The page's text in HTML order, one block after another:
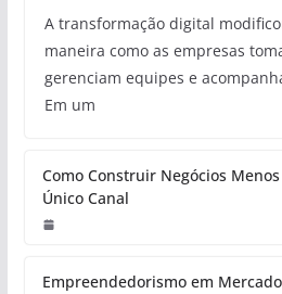
A transformação digital
maneira como as empresas
gerenciam equipes e
Em um
Como Construir Negócios
Único Canal
Empreendedorismo em